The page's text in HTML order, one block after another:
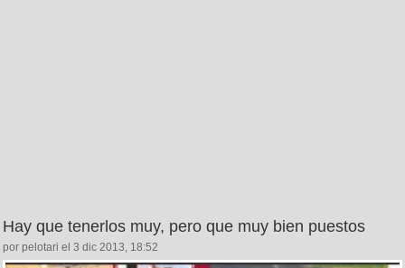
Hay que tenerlos muy, pero que muy bien puestos
por pelotari el 3 dic 2013, 18:52